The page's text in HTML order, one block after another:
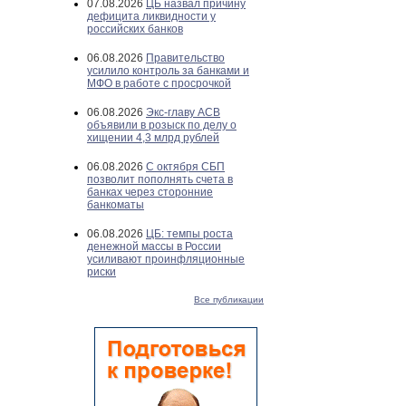
07.08.2026 ЦБ назвал причину
дефицита ликвидности у
российских банков
06.08.2026 Правительство
усилило контроль за банками и
МФО в работе с просрочкой
06.08.2026 Экс-главу АСВ
объявили в розыск по делу о
хищении 4,3 млрд рублей
06.08.2026 С октября СБП
позволит пополнять счета в
банках через сторонние
банкоматы
06.08.2026 ЦБ: темпы роста
денежной массы в России
усиливают проинфляционные
риски
Все публикации